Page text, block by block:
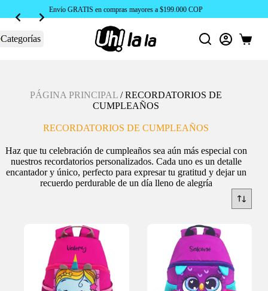
Envío GRATIS en compras mayores a $199.000 COP
Categorías
Carro
PÁGINA PRINCIPAL /RECORDATORIOS DE
CUMPLEAÑOS
RECORDATORIOS DE CUMPLEAÑOS
Haz que tu celebración de cumpleaños sea aún más especial con
nuestros recordatorios personalizados. Cada uno es un detalle
encantador y único, perfecto para expresar tu gratitud y dejar un
recuerdo perdurable de un día lleno de alegría